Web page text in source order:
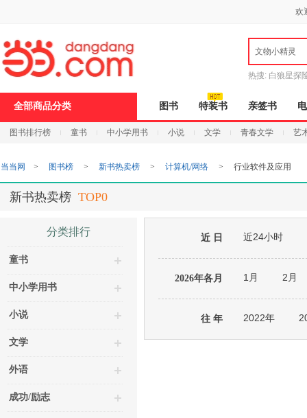
欢
文物小精灵
热搜: 白狼星探
全部商品分类 图书 特装书 亲签书
图书排行榜 童书 中小学用书 小说 文学 青春文学 艺
打
开
无
障
页
加
当当网 > 图书榜 > 新书热卖榜 > 计算机/网络 > 行业软件及应用
新书热卖榜 TOP0
分类排行
童书
中小学用书
小说
文学
外语
成功/励志
近 日 近24小时
2026年各月 1月 2月
往 年 2022年